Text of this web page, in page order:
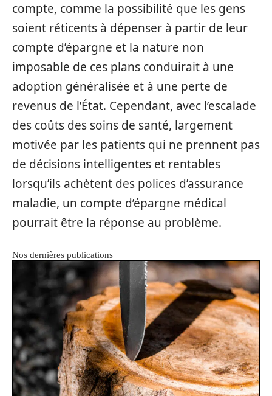
compte, comme la possibilité que les gens
soient réticents à dépenser à partir de leur
compte d’épargne et la nature non
imposable de ces plans conduirait à une
adoption généralisée et à une perte de
revenus de l’État. Cependant, avec l’escalade
des coûts des soins de santé, largement
motivée par les patients qui ne prennent pas
de décisions intelligentes et rentables
lorsqu’ils achètent des polices d’assurance
maladie, un compte d’épargne médical
pourrait être la réponse au problème.
Nos dernières publications